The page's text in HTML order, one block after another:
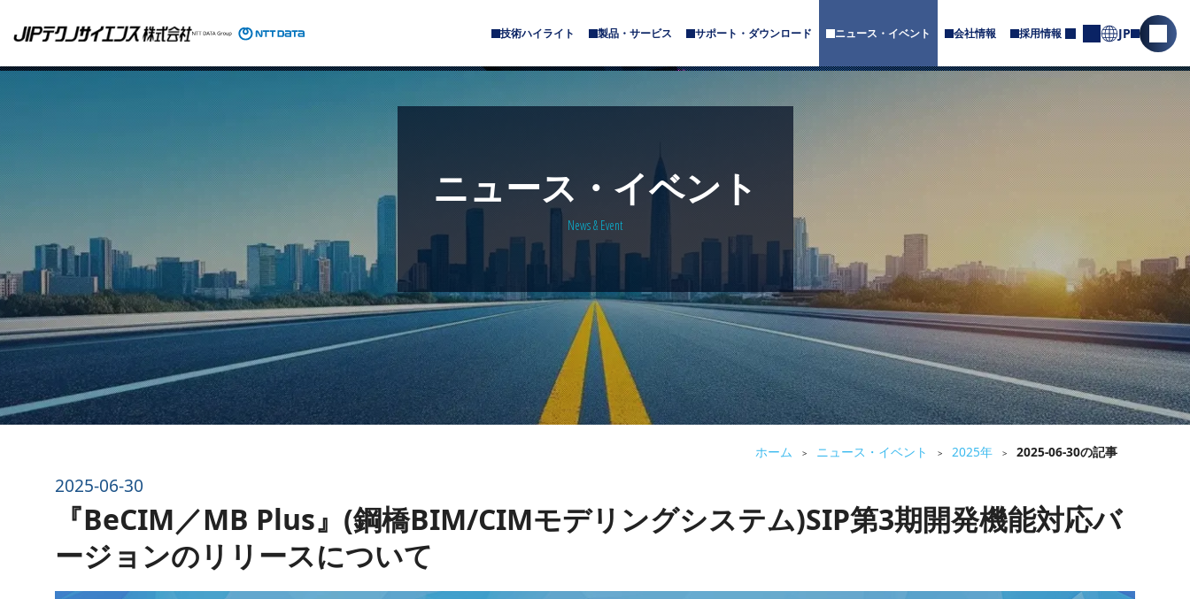
技術ハイライト 製品・サービス
サ
メ
ュ
り
ま
す
サポート・ダウンロード
サ
メ
ュ
ま
ニュース・イベント 会社情報
サ
メ
ュ
が
あ
り
ま
す
採用情報
サ
イ
内
を
く
JP
お
問
合
ニュース・イベント
News & Event
ホーム > ニュース・イベント > 2025年 > 2025-06-30の記事
2025-06-30
『BeCIM／MB Plus』(鋼橋BIM/CIMモデリングシステム)SIP第3期開発機能対応バ
ージョンのリリースについて